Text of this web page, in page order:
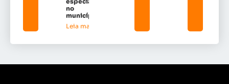
no
município*
Leia mais »